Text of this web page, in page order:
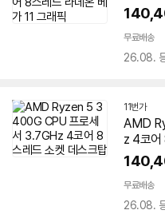
무료배송
26.08.
11번가
AMD
z 4코어
무료배송
26.08.